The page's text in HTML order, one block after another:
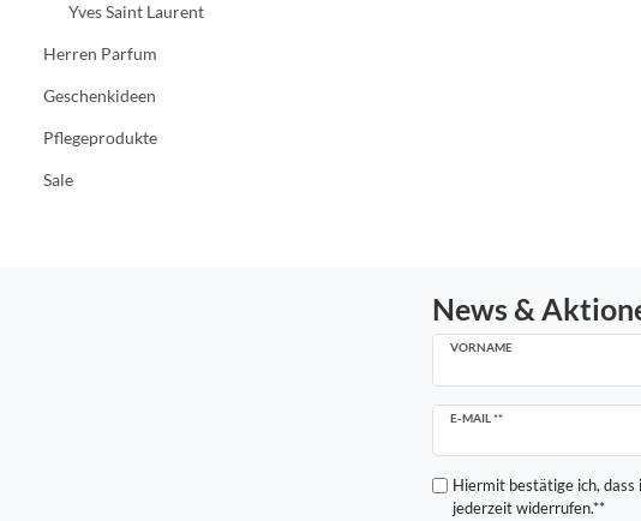
Yves Saint Laurent
Herren Parfum
Geschenkideen
Pflegeprodukte
Sale
News &
VORNAME
E-MAIL **
Newsletter
Hiermit bestätige ich, dass
jederzeit widerrufen.**